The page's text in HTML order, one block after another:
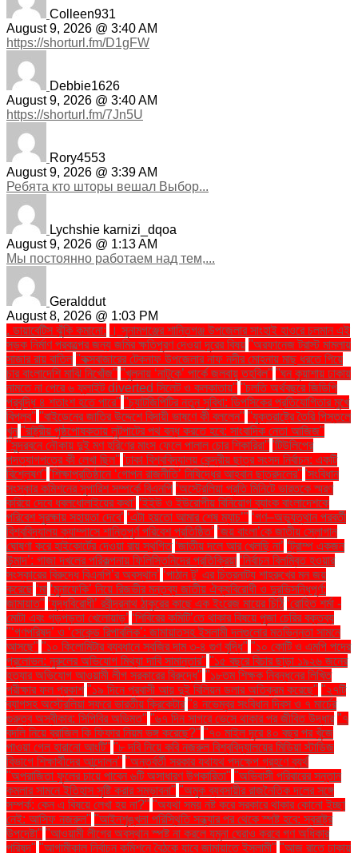
Colleen931
August 9, 2026 @ 3:40 AM
https://shorturl.fm/D1gFW
Debbie1626
August 9, 2026 @ 3:40 AM
https://shorturl.fm/7Jn5U
Rory4553
August 9, 2026 @ 3:39 AM
Ребята кто шторы вешал Выбор...
Lychshie karnizi_dqoa
August 9, 2026 @ 1:13 AM
Мы постоянно работаем над тем,...
Geralddut
August 8, 2026 @ 1:03 PM
. ডায়াবেটিস ঝুঁকি কমানো:
। সুনামগঞ্জের শান্তিগঞ্জ উপজেলার সাংহাই হাওরে চলমান এই
সড়ক নির্মাণ প্রকল্পের জন্য জমির ক্ষতিপূরণ দেওয়া দূরের বিষয় ''অরফানেজ ট্রাস্ট মামলায়
সাজার রায় বাতিল ''কক্সবাজারের টেকনাফ উপজেলার নাফ নদীর মোহনায় মাছ ধরতে গিয়ে
চার বাংলাদেশি মাঝি নিখোঁজ'' ''খুলনায় ‘নাটুকে’ পার্কে জলবায়ু তহবিল'' ''ঘন কুয়াশায় ঢাকায়
নামতে না পেরে ৬ ফ্লাইট diverted সিলেট ও কলকাতায়'' ''চলতি অর্থবছরে জিডিপি
প্রবৃদ্ধি ৪ শতাংশ হতে পারে'' ''চ্যাটজিপিটির নতুন সুবিধা: ডিপসিকের প্রতিযোগিতার মুখে
বিপ্লব'' ''বাইডেনের জাতির উদ্দেশে বিদায়ী ভাষণে কী বললেন'' ''যুক্তরাষ্ট্রে তৈরি পিস্তলে
খুন ''রাষ্ট্রীয় পৃষ্ঠপোষকতায় লুটপাটের পথ বন্ধ করতে হবে: সাংবাদিক নেতা আজিজ"
''সুন্দরবনে নৌকায় দুই মণ হরিণের মাংস ফেলে পালাল চোর শিকারিরা'' 'টিউলিপের
পদত্যাগপত্রে কী লেখা ছিল'' 'ঢাকা বিশ্ববিদ্যালয় কেন্দ্রীয় ছাত্র সংসদ নির্বাচন: একটি
বিশ্লেষণ'' 'শিক্ষাপ্রতিষ্ঠানে ‘গোপন রাজনীতি’ নিষিদ্ধের আহ্বান ছাত্রদলের'' 'সংবিধান
সংস্কার কমিশনের সুপারিশ সম্পর্কে বিএনপি ‘অস্ট্রেলিয়া প্রতি মিনিটে ভারতকে স্মরণ
করিয়ে দেবে ধবলধোলাইয়ের কথা’ ‘ইইউ ও ইউরোপীয় বিনিয়োগ ব্যাংক বাংলাদেশকে
পরিবেশ সুরক্ষায় সহায়তা দেবে’ ‘এটা হয়তো আমার শেষ ম্যাচ’" ‘গণ–অভ্যুত্থান পরবর্তী
বিশ্ববিদ্যালয় ক্যাম্পাসে শান্তিপূর্ণ পরিবেশ প্রতিষ্ঠিত’ ‘জয় বাংলা’কে জাতীয় স্লোগান
ঘোষণা করে হাইকোর্টের দেওয়া রায় স্থগিত ‘জাতীয় দলে আর খেলছি না’ ‘ট্রাম্প একজন
উন্মাদ’: গাজা দখলের পরিকল্পনায় ফিলিস্তিনিদের প্রতিক্রিয়া ‘নির্বাচন বিলম্বিত হওয়ার
সংস্কারের বিরুদ্ধে বিএনপি’র অবস্থান’ ‘পাঠান টু’ এর চিত্রনাট্য শাহরুখের মন জয়
করেছে ‘মা ‘মুনাফেকি’ নিয়ে রিজভীর মন্তব্য জাতীয় ঐক্যবিরোধী ও দুরভিসন্ধিপূর্ণ:
জামায়াত" ‘যুদ্ধবিরোধী’ রবীন্দ্রনাথ ঠাকুরের কাছে এক ইংরেজ মায়ের চিঠি ‘রোহিত শর্মা -
মোটা এবং গড়পড়তা খেলোয়াড়’ ‘শিবিরের কমিটি’তে থাকার বিষয়ে পূজা চেরির বক্তব্য
"‘গণপরিষদ’ ও ‘সেকেন্ড রিপাবলিক’: জামায়াতসহ ইসলামী দলগুলোর মতভিন্নতা সামনে
আসছে" "১০ কিলোমিটার ব্যবধানে সবজির দাম ৩-৪ গুণ বৃদ্ধি" "১০ কোটি ও এমপি পদের
প্রলোভন: নুরুলের অভিযোগ মিথ্যা দাবি সামান্তার" "১৫ বছরে বিচার ছাড়া ১৯২৬ জনের
হত্যার অভিযোগ আওয়ামী লীগ সরকারের বিরুদ্ধে" "১৮তম শিক্ষক নিবন্ধনের লিখিত
পরীক্ষার ফল প্রকাশ "১৯ দিনে প্রবাসী আয় দুই বিলিয়ন ডলার অতিক্রম করেছে" "২৭টি
ব্যাগসহ অস্ট্রেলিয়া সফরে ভারতীয় ক্রিকেটার "৪ নভেম্বর সংবিধান দিবস ও ৭ মার্চের
গুরুত্ব অস্বীকার: সিপিবির অভিমত" "৬৭ দিন সাগরে ভেসে থাকার পর জীবিত উদ্ধার "৭
বদলি নিয়ে ব্রাজিল কি ফিফার নিয়ম ভঙ্গ করেছে?" "৭০ মাইল দূরে ৪০ বছর পর খুঁজে
পাওয়া গেল হারানো আংটি" "৮ দবি নিয়ে কবি নজরুল বিশ্ববিদ্যালয়ের মিডিয়া স্টাডিজ
বিভাগে শিক্ষার্থীদের আন্দোলন" "অন্তর্বর্তী সরকার যথাযথ পদক্ষেপ গ্রহণে ব্যর্থ
"অপরাজিতা ফুলের চায়ে পাবেন ৬টি অসাধারণ উপকারিতা" "অভিবাসী পরিবারের সন্তান
কমলার সামনে ইতিহাস সৃষ্টি করার সম্ভাবনা" "অমুক ব্যবসায়ীর রাজনৈতিক দলের সঙ্গে
সম্পর্ক: কেন এ বিষয়ে লেখা হয় না?" "অযথা সময় নষ্ট করে সরকারে থাকার কোনো ইচ্ছা
নেই: আসিফ নজরুল" "আইনশৃঙ্খলা পরিস্থিতি সন্ধ্যার পর থেকে স্পষ্ট হবে: স্বরাষ্ট্র
উপদেষ্টা" "আওয়ামী লীগের অবস্থান স্পষ্ট না করলে যমুনা ঘেরাও করবে গণ অধিকার
পরিষদ" "আগামীকাল নির্বাচন কমিশনে বৈঠকে যাবে জামায়াতে ইসলামী" "আজ রাতে ঢাকায়